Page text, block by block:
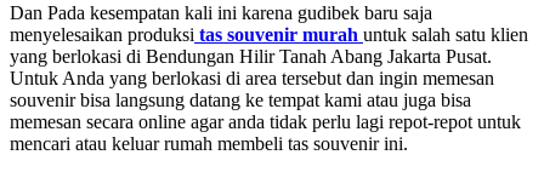
Dan Pada kesempatan kali ini karena gudibek baru saja
menyelesaikan produksi tas souvenir murah untuk salah satu klien
yang berlokasi di Bendungan Hilir Tanah Abang Jakarta Pusat.
Untuk Anda yang berlokasi di area tersebut dan ingin memesan
souvenir bisa langsung datang ke tempat kami atau juga bisa
memesan secara online agar anda tidak perlu lagi repot-repot untuk
mencari atau keluar rumah membeli tas souvenir ini.